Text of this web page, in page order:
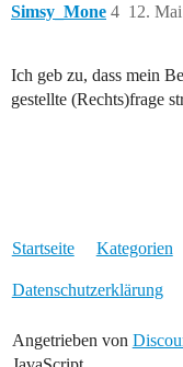
Simsy_Mone 12.
4
Ich geb zu, dass mein
gestellte (Rechts)frage
Startseite Kategorien
Datenschutzerklärung
Angetrieben von